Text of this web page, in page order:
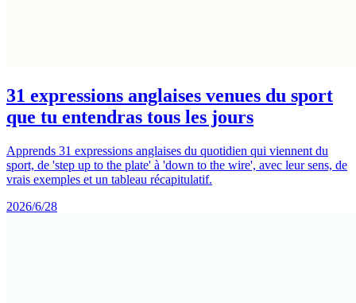
31 expressions anglaises venues du sport
que tu entendras tous les jours
Apprends 31 expressions anglaises du quotidien qui viennent du
sport, de 'step up to the plate' à 'down to the wire', avec leur sens, de
vrais exemples et un tableau récapitulatif.
2026/6/28